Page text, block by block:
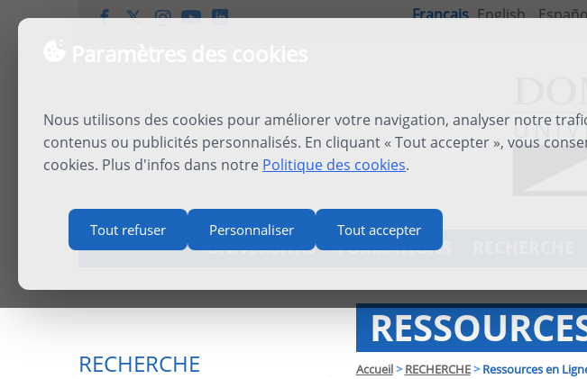
Nous utilisons des cookies pour améliorer votre navigation, analyser notre
contenus ou publicités personnalisés. En cliquant « Tout accepter », vous
cookies. Plus d'infos dans notre Politique des cookies.
Tout refuser Personnaliser Tout accepter
Français English
UNIVERSITAS FORMATIONS
RECHERCHE Accueil> RECHERCHE> Ressources en